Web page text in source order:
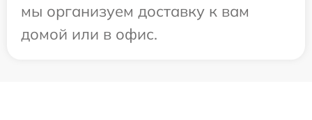
мы организуем доставку к вам
домой или в офис.